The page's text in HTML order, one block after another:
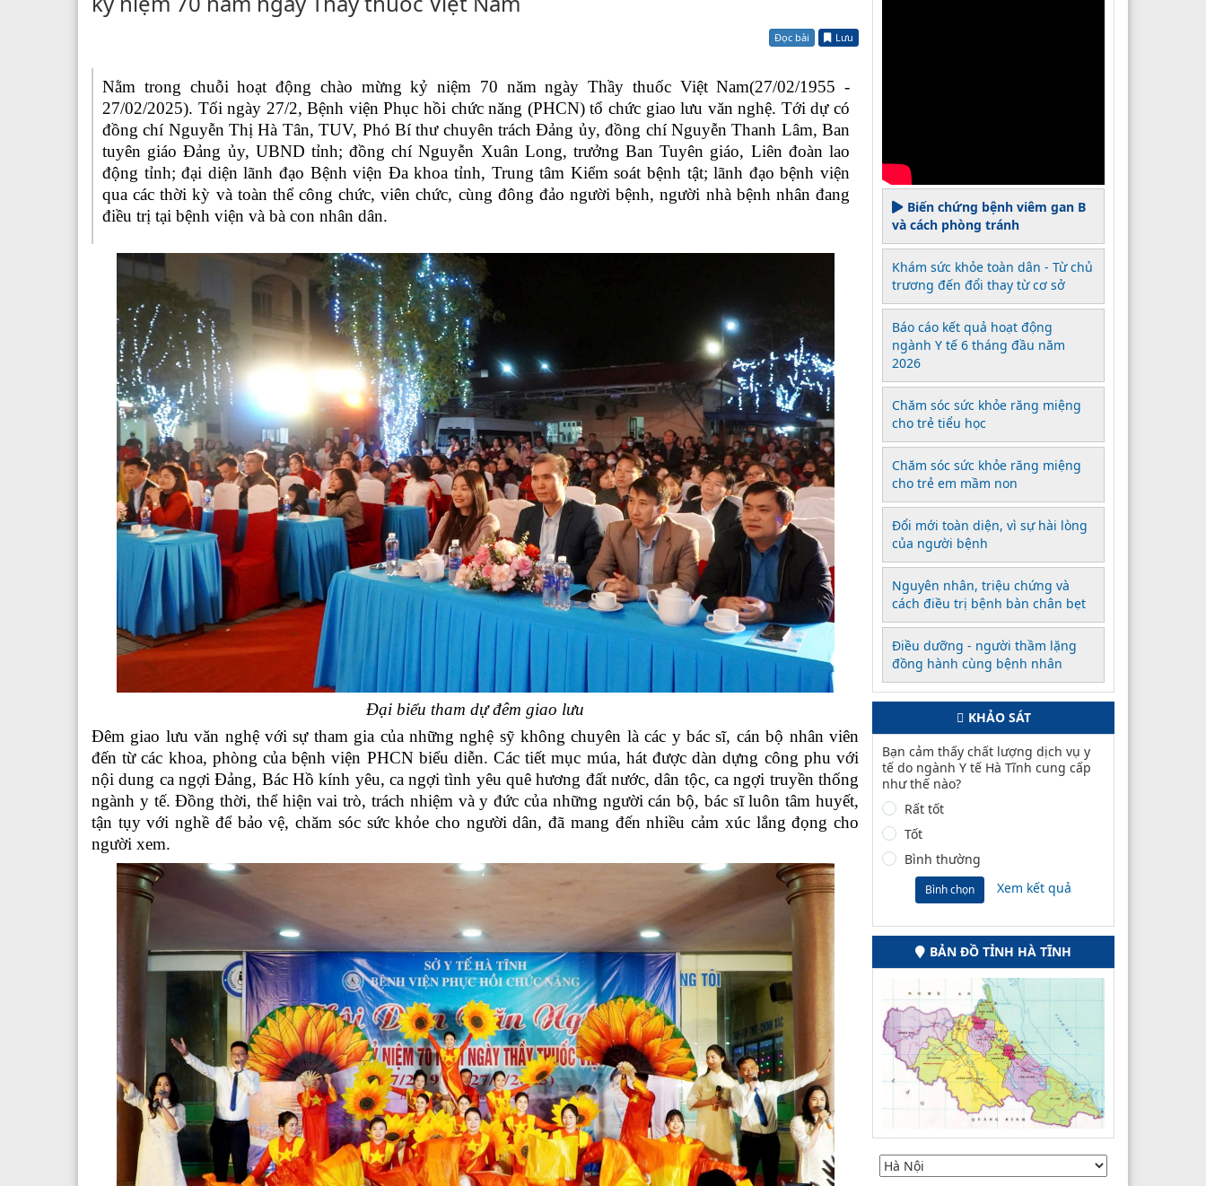
Đọc bài Lưu
Nằm trong chuỗi hoạt động chào mừng kỷ niệm 70 năm ngày Thầy thuốc Việt Nam(27/02/1955 -
27/02/2025). Tối ngày 27/2, Bệnh viện Phục hồi chức năng (PHCN) tổ chức giao lưu văn nghệ. Tới dự có
đồng chí Nguyễn Thị Hà Tân, TUV, Phó Bí thư chuyên trách Đảng ủy, đồng chí Nguyễn Thanh Lâm, Ban
tuyên giáo Đảng ủy, UBND tỉnh; đồng chí Nguyễn Xuân Long, trưởng Ban Tuyên giáo, Liên đoàn lao
động tỉnh; đại diện lãnh đạo Bệnh viện Đa khoa tỉnh, Trung tâm Kiểm soát bệnh tật; lãnh đạo bệnh viện
qua các thời kỳ và toàn thể công chức, viên chức, cùng đông đảo người bệnh, người nhà bệnh nhân đang
điều trị tại bệnh viện và bà con nhân dân.
Đại biểu tham dự đêm giao lưu
Đêm giao lưu văn nghệ với sự tham gia của những nghệ sỹ không chuyên là các y bác sĩ, cán bộ nhân viên
đến từ các khoa, phòng của bệnh viện PHCN biểu diễn. Các tiết mục múa, hát được dàn dựng công phu với
nội dung ca ngợi Đảng, Bác Hồ kính yêu, ca ngợi tình yêu quê hương đất nước, dân tộc, ca ngợi truyền thống
ngành y tế. Đồng thời, thể hiện vai trò, trách nhiệm và y đức của những người cán bộ, bác sĩ luôn tâm huyết,
tận tụy với nghề để bảo vệ, chăm sóc sức khỏe cho người dân, đã mang đến nhiều cảm xúc lắng đọng cho
người xem.
Biến chứng bệnh viêm gan B
và cách phòng tránh
Khám sức khỏe toàn dân - Từ chủ
trương đến đổi thay từ cơ sở
Báo cáo kết quả hoạt động
ngành Y tế 6 tháng đầu năm
2026
Chăm sóc sức khỏe răng miệng
cho trẻ tiểu học
Chăm sóc sức khỏe răng miệng
cho trẻ em mầm non
Đổi mới toàn diện, vì sự hài lòng
của người bệnh
Nguyên nhân, triệu chứng và
cách điều trị bệnh bàn chân bẹt
Điều dưỡng - người thầm lặng
đồng hành cùng bệnh nhân
KHẢO SÁT
Bạn cảm thấy chất lượng dịch vụ y
tế do ngành Y tế Hà Tĩnh cung cấp
như thế nào?
Rất tốt
Tốt
Bình thường
Bình chọn Xem kết quả
BẢN ĐỒ TỈNH HÀ TĨNH